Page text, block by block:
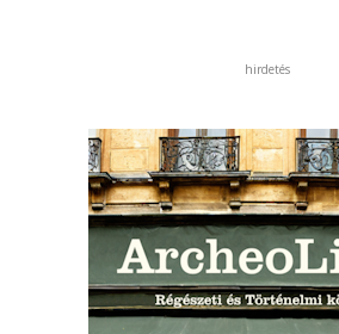
hirdetés